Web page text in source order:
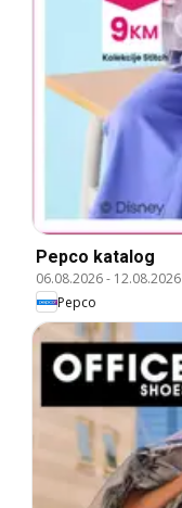
Pepco katalog
06.08.2026- 12.08.2026
Pepco